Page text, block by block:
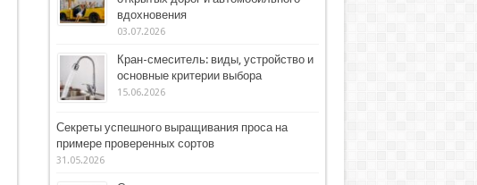
вдохновения
03.07.2026
Кран-смеситель: виды, устройство и
основные критерии выбора
15.06.2026
Секреты успешного выращивания проса на
примере проверенных сортов
31.05.2026